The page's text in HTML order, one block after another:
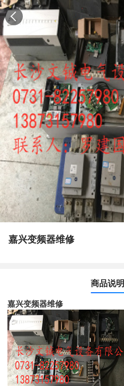
嘉兴变频器维修
商品说明
嘉兴变频器维修